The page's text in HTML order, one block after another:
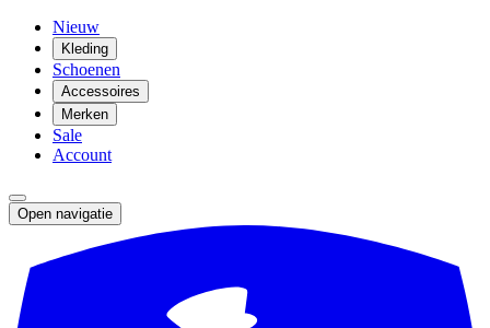
Nieuw
Kleding
Schoenen
Accessoires
Merken
Sale
Account
Open navigatie